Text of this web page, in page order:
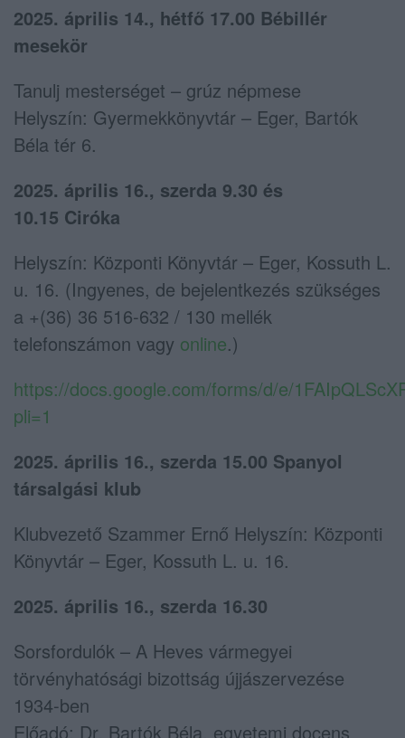
2025. április 14., hétfő 17.00 Bébillér
mesekör
Tanulj mesterséget – grúz népmese
Helyszín: Gyermekkönyvtár – Eger, Bartók
Béla tér 6.
2025. április 16., szerda 9.30 és
10.15 Ciróka
Helyszín: Központi Könyvtár – Eger, Kossuth L.
u. 16. (Ingyenes, de bejelentkezés szükséges
a +(36) 36 516-632 / 130 mellék
telefonszámon vagy online.)
https://docs.google.com/forms/d/e/
pli=1
2025. április 16., szerda 15.00 Spanyol
társalgási klub
Klubvezető Szammer Ernő Helyszín: Központi
Könyvtár – Eger, Kossuth L. u. 16.
2025. április 16., szerda 16.30
Sorsfordulók – A Heves vármegyei
törvényhatósági bizottság újjászervezése
1934-ben
Előadó: Dr. Bartók Béla, egyetemi docens